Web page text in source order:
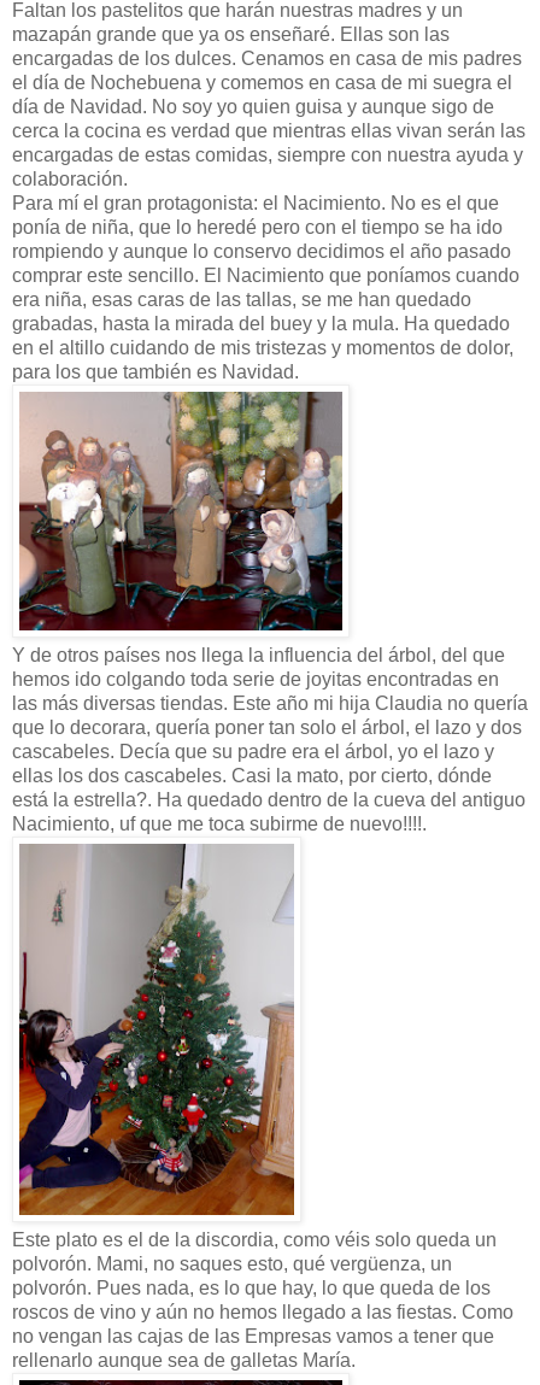
Faltan los pastelitos que harán nuestras madres y un
mazapán grande que ya os enseñaré. Ellas son las
encargadas de los dulces. Cenamos en casa de mis padres
el día de Nochebuena y comemos en casa de mi suegra el
día de Navidad. No soy yo quien guisa y aunque sigo de
cerca la cocina es verdad que mientras ellas vivan serán las
encargadas de estas comidas, siempre con nuestra ayuda y
colaboración.
Para mí el gran protagonista: el Nacimiento. No es el que
ponía de niña, que lo heredé pero con el tiempo se ha ido
rompiendo y aunque lo conservo decidimos el año pasado
comprar este sencillo. El Nacimiento que poníamos cuando
era niña, esas caras de las tallas, se me han quedado
grabadas, hasta la mirada del buey y la mula. Ha quedado
en el altillo cuidando de mis tristezas y momentos de dolor,
para los que también es Navidad.
Y de otros países nos llega la influencia del árbol, del que
hemos ido colgando toda serie de joyitas encontradas en
las más diversas tiendas. Este año mi hija Claudia no quería
que lo decorara, quería poner tan solo el árbol, el lazo y dos
cascabeles. Decía que su padre era el árbol, yo el lazo y
ellas los dos cascabeles. Casi la mato, por cierto, dónde
está la estrella?. Ha quedado dentro de la cueva del antiguo
Nacimiento, uf que me toca subirme de nuevo!!!!.
Este plato es el de la discordia, como véis solo queda un
polvorón. Mami, no saques esto, qué vergüenza, un
polvorón. Pues nada, es lo que hay, lo que queda de los
roscos de vino y aún no hemos llegado a las fiestas. Como
no vengan las cajas de las Empresas vamos a tener que
rellenarlo aunque sea de galletas María.